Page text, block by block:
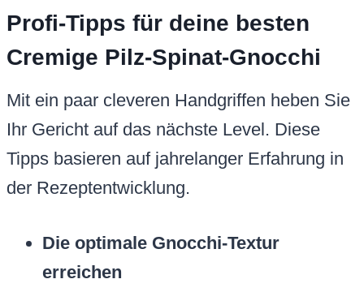
Profi-Tipps für deine besten
Cremige Pilz-Spinat-Gnocchi
Mit ein paar cleveren Handgriffen heben Sie
Ihr Gericht auf das nächste Level. Diese
Tipps basieren auf jahrelanger Erfahrung in
der Rezeptentwicklung.
Die optimale Gnocchi-Textur
erreichen